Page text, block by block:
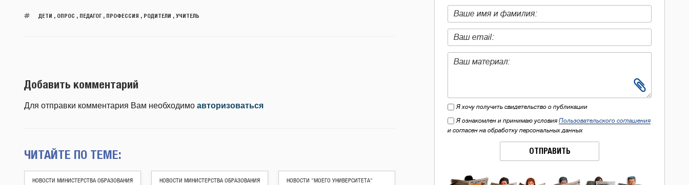
ДЕТИ , ОПРОС , ПЕДАГОГ, ПРОФЕССИЯ , РОДИТЕЛИ , УЧИТЕЛЬ
Добавить комментарий
Для отправки комментария Вам необходимо авторизоваться
ЧИТАЙТЕ ПО ТЕМЕ:
НОВОСТИ МИНИСТЕРСТВА ОБРАЗОВАНИЯ НОВОСТИ МИНИСТЕРСТВА ОБРАЗОВАНИЯ НОВОСТИ "МОЕГО УНИВЕРСИТЕТА"
Я хочу получить свидетельство о публикации
Я ознакомлен и принимаю условия Пользовательского соглашения
и согласен на обработку персональных данных
ОТПРАВИТЬ